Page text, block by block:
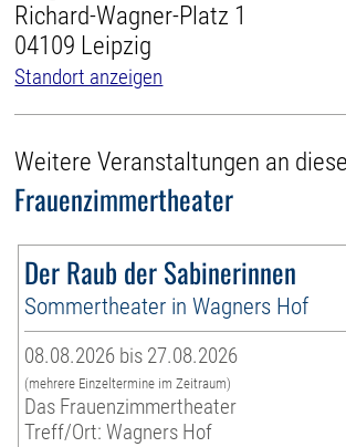
Richard-Wagner-Platz 1
04109 Leipzig
Standort anzeigen
Weitere Veranstaltungen an
Frauenzimmertheater
Der Raub der Sabinerinnen
Sommertheater in Wagners Hof
08.08.2026 bis 27.08.2026
(mehrere Einzeltermine im Zeitraum)
Das Frauenzimmertheater
Treff/Ort: Wagners Hof